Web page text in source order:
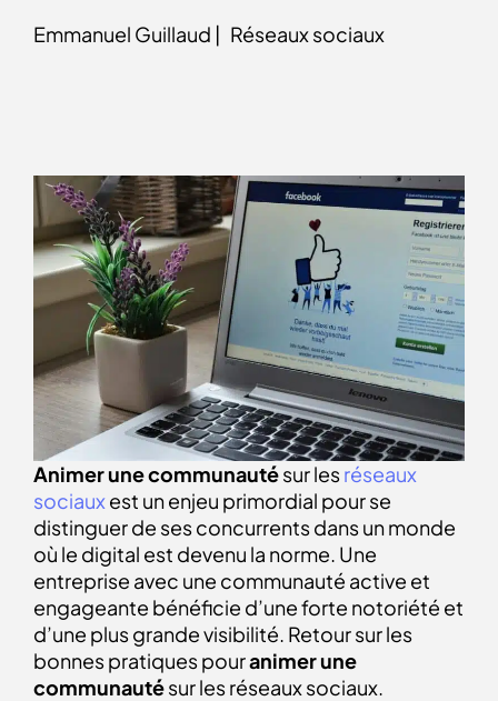
Emmanuel Guillaud | Réseaux sociaux
Animer une communautésur lesréseaux
sociauxest un enjeu primordial pour se
distinguer de ses concurrents dans un monde
où le digital est devenu la norme. Une
entreprise avec une communauté active et
engageante bénéficie d’une forte notoriété et
d’une plus grande visibilité. Retour sur les
bonnes pratiques pouranimer une
communautésur les réseaux sociaux.